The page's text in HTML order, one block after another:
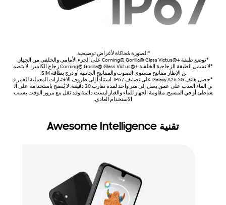
*الصورة مُحاكاة لأغراض توضيحية.
*توضع طبقة Corning® Gorilla® Glass Victus®+‎ على الجزء الأمامي والخلفي من الجهاز.
*لا تشمل الطبقة الزجاجية الخلفية Corning® Gorilla® Glass Victus®+‎ زجاج الكاميرا. لا يتضم
ن الإطار مفاتيح مستوى الصوت والمفاتيح الجانبية أو درج بطاقة SIM.
*حصل هاتف Galaxy A26 5G على تصنيف IP67. استناداً إلى ظروف الاختبارات المعملية للغمر ف
ي الماء العذب على عمق يصل إلى متر واحد لمدة تقارب 30 دقيقة. لا يُنصح باستخدامه على ال
شاطئ أو في المسبح. مقاومة الجهاز للماء والغبار ليست دائمة وقد تقل مع مرور الوقت بسبب
الاستخدام العادي.
تقنية Awesome Intelligence